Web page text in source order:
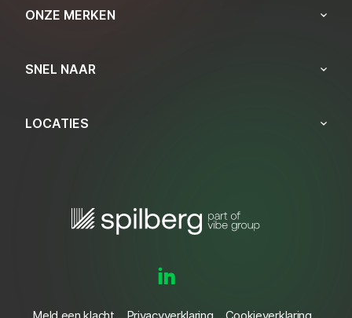
ONZE MERKEN
SNEL NAAR
LOCATIES